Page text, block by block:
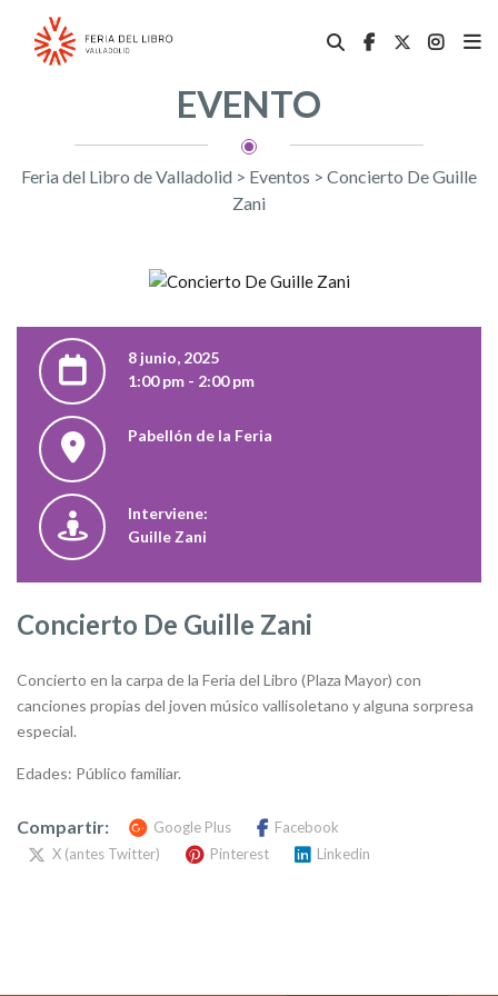
EVENTO
Feria del Libro de Valladolid > Eventos > Concierto De Guille
Zani
8 junio, 2025
1:00 pm - 2:00 pm
Pabellón de la Feria
Interviene:
Guille Zani
Concierto De Guille Zani
Concierto en la carpa de la Feria del Libro (Plaza Mayor) con
canciones propias del joven músico vallisoletano y alguna sorpresa
especial.
Edades: Público familiar.
Compartir: Google Plus
Facebook
X (antes Twitter)
Pinterest Linkedin